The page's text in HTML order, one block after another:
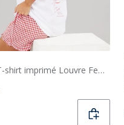
Brave Soul T-shirt imprimé Louvre Femme Blanc/Rose